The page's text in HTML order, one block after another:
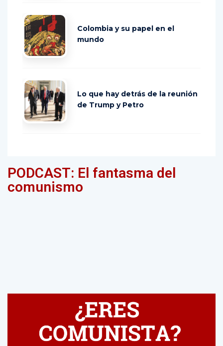
Colombia y su papel en el
mundo
Lo que hay detrás de la reunión
de Trump y Petro
PODCAST: El fantasma del
comunismo